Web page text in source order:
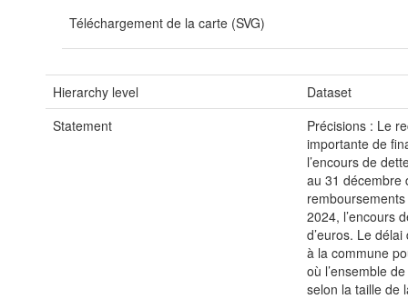
Téléchargement de la carte (SVG)
Hierarchy level
Dataset
Statement
Précisions : Le
importante de
l’encours de
au 31 décembre
2024, l’encours
d’euros. Le
à la commune
où l’ensemble
selon la taille de